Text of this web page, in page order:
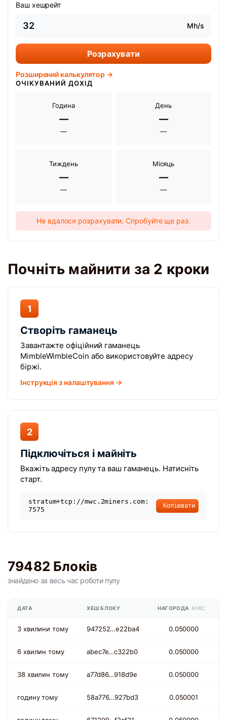
Ваш хешрейт
Mh/s
Розрахувати
Розширений калькулятор →
ОЧІКУВАНИЙ ДОХІД
Година
—
—
День
—
—
Тиждень
—
—
Місяць
—
—
Не вдалося розрахувати. Спробуйте ще раз.
Почніть майнити за 2 кроки
1
Створіть гаманець
Завантажте офіційний гаманець
MimbleWimbleCoin або використовуйте адресу
біржі.
Інструкція з налаштування →
2
Підключіться і майніть
Вкажіть адресу пулу та ваш гаманець. Натисніть
старт.
stratum+tcp://mwc.2miners.com:
7575
Копіювати
79482 Блоків
знайдено за весь час роботи пулу
ДАТА ХЕШ БЛОКУ НАГОРОДА MWC
3 хвилини тому 947252…e22ba4 0.050000
6 хвилин тому abec7e…c322b0 0.050000
38 хвилин тому a77d86…918d9e 0.050000
годину тому 58a776…927bd3 0.050001